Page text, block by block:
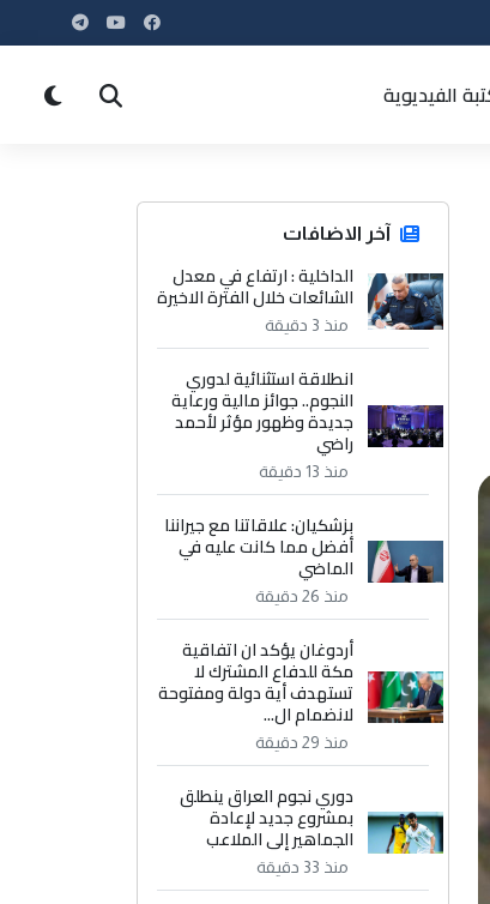
الفيديوية
آخر الاضافات
الداخلية : ارتفاع في معدل
الشائعات خلال الفترة الاخيرة
منذ 3 دقيقة
انطلاقة استثنائية لدوري
النجوم.. جوائز مالية ورعاية
جديدة وظهور مؤثر لأحمد
راضي
منذ 13 دقيقة
بزشكيان: علاقاتنا مع جيراننا
أفضل مما كانت عليه في
الماضي
منذ 26 دقيقة
أردوغان يؤكد ان اتفاقية
مكة للدفاع المشترك لا
تستهدف أية دولة ومفتوحة
لانضمام ال...
منذ 29 دقيقة
دوري نجوم العراق ينطلق
بمشروع جديد لإعادة
الجماهير إلى الملاعب
منذ 33 دقيقة